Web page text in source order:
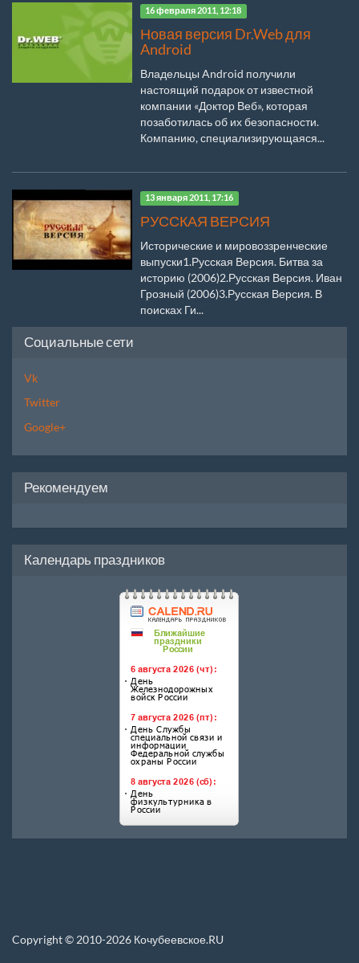
16 февраля 2011, 12:18
Новая версия Dr.Web для
Android
Владельцы Android получили
настоящий подарок от известной
компании «Доктор Веб», которая
позаботилась об их безопасности.
Компанию, специализирующаяся...
13 января 2011, 17:16
РУССКАЯ ВЕРСИЯ
Исторические и мировоззренческие
выпуски1.Русская Версия. Битва за
историю (2006)2.Русская Версия. Иван
Грозный (2006)3.Русская Версия. В
поисках Ги...
Социальные сети
Vk
Twitter
Google+
Рекомендуем
Календарь праздников
Copyright © 2010-2026 Кочубеевское.RU